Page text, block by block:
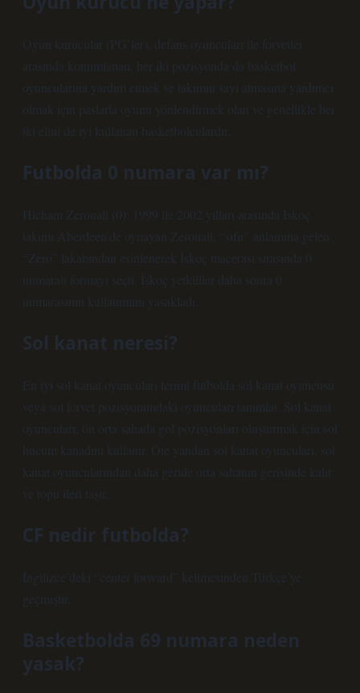
Oyun kurucular (PG’ler), defans oyuncuları ile forvetler
arasında konumlanan, her iki pozisyonda da basketbol
oyuncularına yardım etmek ve takımın sayı atmasına yardımcı
olmak için paslarla oyunu yönlendirmek olan ve genellikle her
iki elini de iyi kullanan basketbolculardır.
Futbolda 0 numara var mı?
Hicham Zerouali (0): 1999 ile 2002 yılları arasında İskoç
takımı Aberdeen’de oynayan Zerouali, “sıfır” anlamına gelen
“Zero” lakabından esinlenerek İskoç macerası sırasında 0
numaralı formayı seçti. İskoç yetkililer daha sonra 0
numarasının kullanımını yasakladı.
Sol kanat neresi?
En iyi sol kanat oyuncuları terimi futbolda sol kanat oyuncusu
veya sol forvet pozisyonundaki oyuncuları tanımlar. Sol kanat
oyuncuları, ön orta sahada gol pozisyonları oluşturmak için sol
hücum kanadını kullanır. Öte yandan sol kanat oyuncuları, sol
kanat oyuncularından daha geride orta sahanın gerisinde kalır
ve topu ileri taşır.
CF nedir futbolda?
İngilizce’deki “center forward” kelimesinden Türkçe’ye
geçmiştir.
Basketbolda 69 numara neden
yasak?